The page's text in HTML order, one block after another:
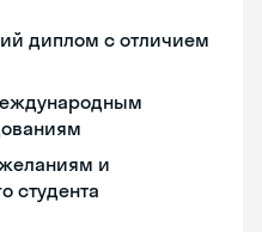
диплом с отличием
и
студента